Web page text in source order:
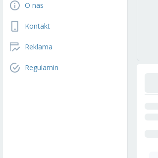
O nas
Kontakt
Reklama
Regulamin